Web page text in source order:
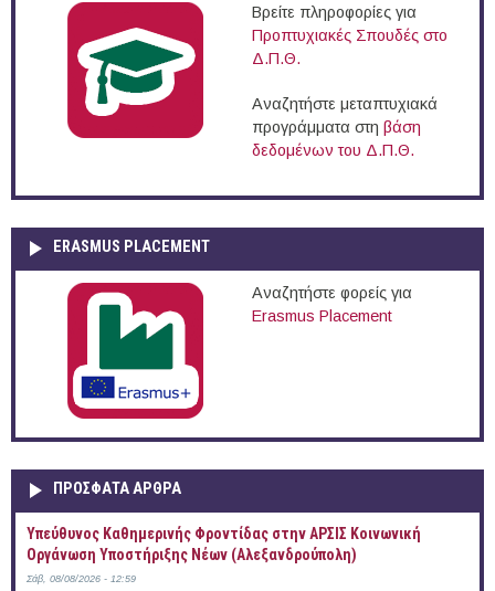
Βρείτε πληροφορίες για
Προπτυχιακές Σπουδές στο
Δ.Π.Θ.
Αναζητήστε μεταπτυχιακά
προγράμματα στη βάση
δεδομένων του Δ.Π.Θ.
ERASMUS PLACEMENT
Αναζητήστε φορείς για
Erasmus Placement
ΠΡOΣΦΑΤΑ AΡΘΡΑ
Yπεύθυνος Καθημερινής Φροντίδας στην ΑΡΣΙΣ Κοινωνική
Οργάνωση Υποστήριξης Νέων (Αλεξανδρούπολη)
Σάβ, 08/08/2026 - 12:59